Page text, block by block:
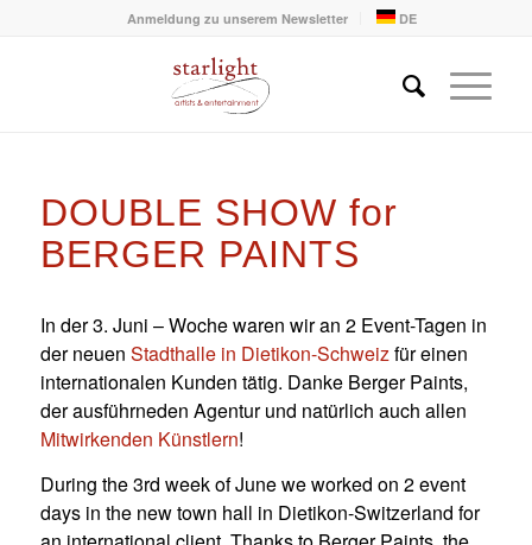
Anmeldung zu unserem Newsletter DE
DOUBLE SHOW for
BERGER PAINTS
In der 3. Juni – Woche waren wir an 2 Event-Tagen in
der neuen Stadthalle in Dietikon-Schweizfür einen
internationalen Kunden tätig. Danke Berger Paints,
der ausführneden Agentur und natürlich auch allen
Mitwirkenden Künstlern!
During the 3rd week of June we worked on 2 event
days in the new town hall in Dietikon-Switzerland for